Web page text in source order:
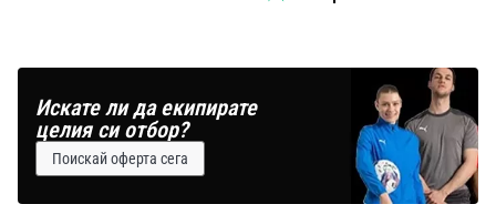
Искате ли да екипирате
целия си отбор?
Поискай оферта сега